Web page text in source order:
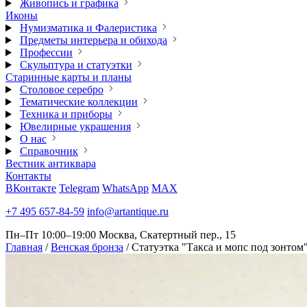
Живопись и графика
Иконы
Нумизматика и Фалеристика
Предметы интерьера и обихода
Профессии
Скульптура и статуэтки
Старинные карты и планы
Столовое серебро
Тематические коллекции
Техника и приборы
Ювелирные украшения
О нас
Справочник
Вестник антиквара
Контакты
ВКонтакте Telegram WhatsApp MAX
+7 495 657-84-59 info@artantique.ru
Пн–Пт 10:00–19:00 Москва, Скатертный пер., 15
Главная / Венская бронза / Статуэтка "Такса и мопс под